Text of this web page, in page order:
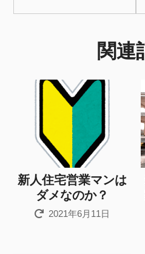
関連
新人住宅営業マンは
ダメなのか？
2021年6月11日